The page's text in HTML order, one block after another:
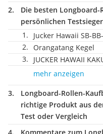
Die besten Longboard-
persönlichen
Jucker Hawaii SB-
Orangatang Kegel
JUCKER HAWAII
mehr anzeigen
Longboard-Rollen-
richtige Produkt aus
Test oder Vergleich